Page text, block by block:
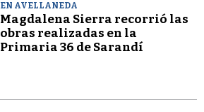
EN AVELLANEDA
Magdalena Sierra recorrió las
obras realizadas en la
Primaria 36 de Sarandí